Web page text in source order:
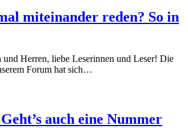
miteinander reden? So in
und Herren, liebe Leserinnen und Leser! Die
Forum hat sich…
auch eine Nummer